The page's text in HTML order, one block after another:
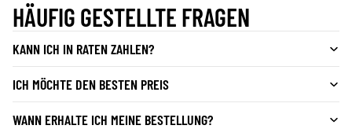
HÄUFIG GESTELLTE FRAGEN
KANN ICH IN RATEN ZAHLEN?
ICH MÖCHTE DEN BESTEN PREIS
WANN ERHALTE ICH MEINE BESTELLUNG?